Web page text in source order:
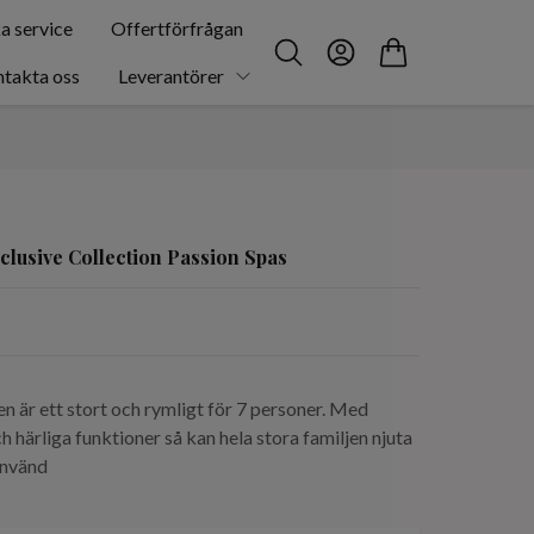
service Offertförfrågan
oss Leverantörer
Collection Passion Spas
är ett stort och rymligt för 7 personer. Med
härliga funktioner så kan hela stora familjen njuta